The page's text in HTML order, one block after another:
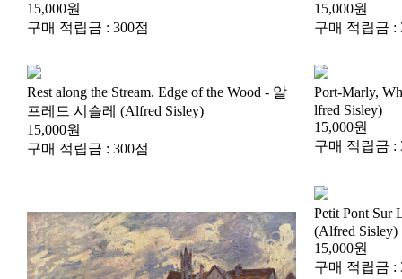
15,000원
구매 적립금 : 300점
15,000원
구매 적립금 :
프레드 시슬레 (Alfred Sisley)
15,000원
구매 적립금 : 300점
lfred Sisley)
15,000원
구매 적립금 :
(Alfred Sisley)
15,000원
구매 적립금 :